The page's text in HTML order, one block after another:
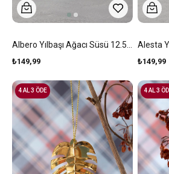
₺149,99 ₺149,99
4 AL 3 ÖDE 4 AL 3